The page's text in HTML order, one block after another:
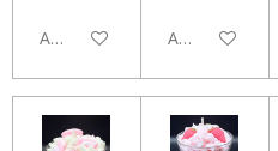
Ajouter au panierAjouter au